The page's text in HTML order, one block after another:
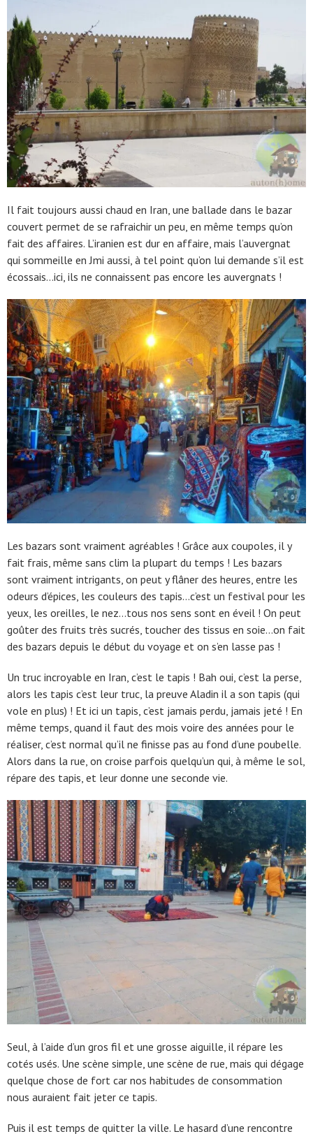
Il fait toujours aussi chaud en Iran, une ballade dans le bazar
couvert permet de se rafraichir un peu, en même temps qu’on
fait des affaires. L’iranien est dur en affaire, mais l’auvergnat
qui sommeille en Jmi aussi, à tel point qu’on lui demande s’il est
écossais…ici, ils ne connaissent pas encore les auvergnats !
Les bazars sont vraiment agréables ! Grâce aux coupoles, il y
fait frais, même sans clim la plupart du temps ! Les bazars
sont vraiment intrigants, on peut y flâner des heures, entre les
odeurs d’épices, les couleurs des tapis…c’est un festival pour les
yeux, les oreilles, le nez…tous nos sens sont en éveil ! On peut
goûter des fruits très sucrés, toucher des tissus en soie…on fait
des bazars depuis le début du voyage et on s’en lasse pas !
Un truc incroyable en Iran, c’est le tapis ! Bah oui, c’est la perse,
alors les tapis c’est leur truc, la preuve Aladin il a son tapis (qui
vole en plus) ! Et ici un tapis, c’est jamais perdu, jamais jeté ! En
même temps, quand il faut des mois voire des années pour le
réaliser, c’est normal qu’il ne finisse pas au fond d’une poubelle.
Alors dans la rue, on croise parfois quelqu’un qui, à même le sol,
répare des tapis, et leur donne une seconde vie.
Seul, à l’aide d’un gros fil et une grosse aiguille, il répare les
cotés usés. Une scène simple, une scène de rue, mais qui dégage
quelque chose de fort car nos habitudes de consommation
nous auraient fait jeter ce tapis.
Puis il est temps de quitter la ville. Le hasard d’une rencontre